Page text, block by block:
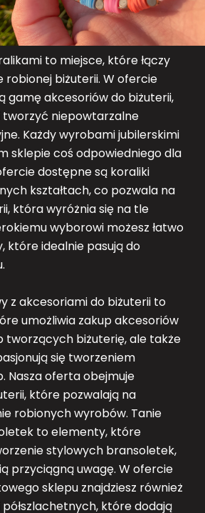
to miejsce, które łączy
robionej biżuterii. W ofercie
gamę akcesoriów do biżuterii,
tworzyć niepowtarzalne
Każdy wyrobami jubilerskimi
sklepie coś odpowiedniego dla
dostępne są koraliki
kształtach, co pozwala na
która wyróżnia się na tle
wyborowi możesz łatwo
które idealnie pasują do
z akcesoriami do biżuterii to
umożliwia zakup akcesoriów
tworzących biżuterię, ale także
się tworzeniem
Nasza oferta obejmuje
które pozwalają na
robionych wyrobów. Tanie
to elementy, które
stylowych bransoletek,
przyciągną uwagę. W ofercie
sklepu znajdziesz również
które dodają